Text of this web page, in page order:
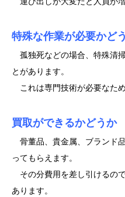
特殊な作業が必要かど
孤独死などの場合、特殊清
とがあります。
これは専門技術が必要なた
買取ができるかどうか
骨董品、貴金属、ブランド
ってもらえます。
その分費用を差し引けるの
あります。